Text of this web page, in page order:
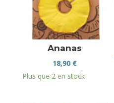
Ananas
18,90 €
Plus que 2 en stock